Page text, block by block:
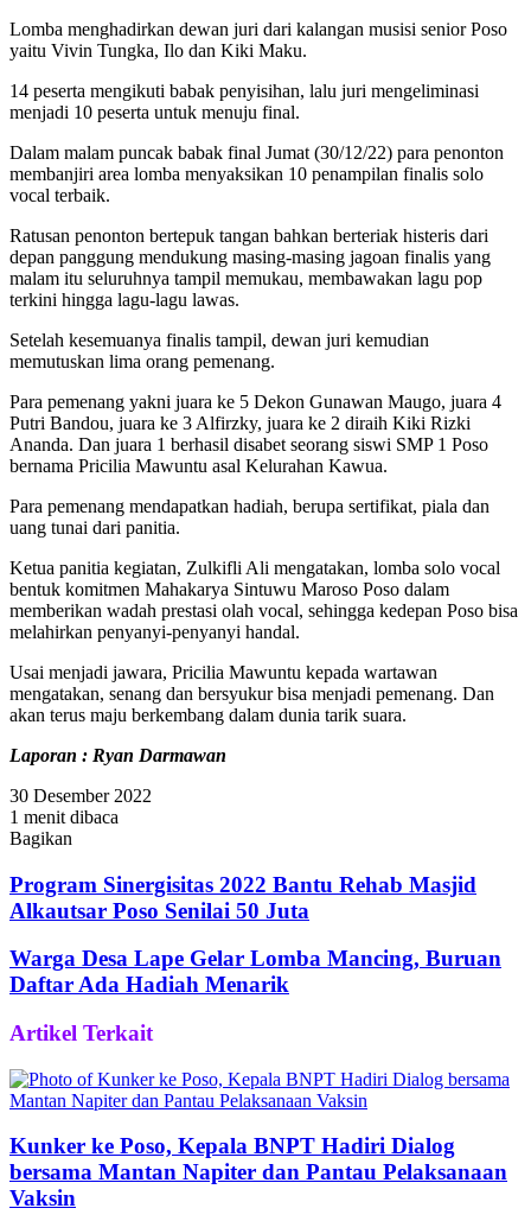
Lomba menghadirkan dewan juri dari kalangan musisi senior Poso
yaitu Vivin Tungka, Ilo dan Kiki Maku.
14 peserta mengikuti babak penyisihan, lalu juri mengeliminasi
menjadi 10 peserta untuk menuju final.
Dalam malam puncak babak final Jumat (30/12/22) para penonton
membanjiri area lomba menyaksikan 10 penampilan finalis solo
vocal terbaik.
Ratusan penonton bertepuk tangan bahkan berteriak histeris dari
depan panggung mendukung masing-masing jagoan finalis yang
malam itu seluruhnya tampil memukau, membawakan lagu pop
terkini hingga lagu-lagu lawas.
Setelah kesemuanya finalis tampil, dewan juri kemudian
memutuskan lima orang pemenang.
Para pemenang yakni juara ke 5 Dekon Gunawan Maugo, juara 4
Putri Bandou, juara ke 3 Alfirzky, juara ke 2 diraih Kiki Rizki
Ananda. Dan juara 1 berhasil disabet seorang siswi SMP 1 Poso
bernama Pricilia Mawuntu asal Kelurahan Kawua.
Para pemenang mendapatkan hadiah, berupa sertifikat, piala dan
uang tunai dari panitia.
Ketua panitia kegiatan, Zulkifli Ali mengatakan, lomba solo vocal
bentuk komitmen Mahakarya Sintuwu Maroso Poso dalam
memberikan wadah prestasi olah vocal, sehingga kedepan Poso bisa
melahirkan penyanyi-penyanyi handal.
Usai menjadi jawara, Pricilia Mawuntu kepada wartawan
mengatakan, senang dan bersyukur bisa menjadi pemenang. Dan
akan terus maju berkembang dalam dunia tarik suara.
Laporan : Ryan Darmawan
30 Desember 2022
1 menit dibaca
Bagikan
via
Email
Program Sinergisitas 2022 Bantu Rehab Masjid
Alkautsar Poso Senilai 50 Juta
Warga Desa Lape Gelar Lomba Mancing, Buruan
Daftar Ada Hadiah Menarik
Artikel Terkait
Kunker ke Poso, Kepala BNPT Hadiri Dialog
bersama Mantan Napiter dan Pantau Pelaksanaan
Vaksin